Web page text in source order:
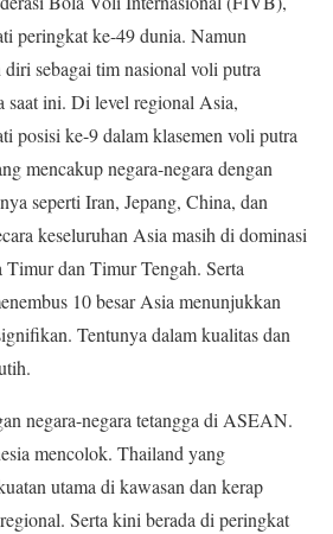
peringkat ke-49 dunia. Namun
sebagai tim nasional voli putra
saat ini. Di level regional Asia,
posisi ke-9 dalam klasemen voli putra
mencakup negara-negara dengan
seperti Iran, Jepang, China, dan
keseluruhan Asia masih di dominasi
Timur dan Timur Tengah. Serta
10 besar Asia menunjukkan
Tentunya dalam kualitas dan
negara-negara tetangga di ASEAN.
mencolok. Thailand yang
utama di kawasan dan kerap
Serta kini berada di peringkat